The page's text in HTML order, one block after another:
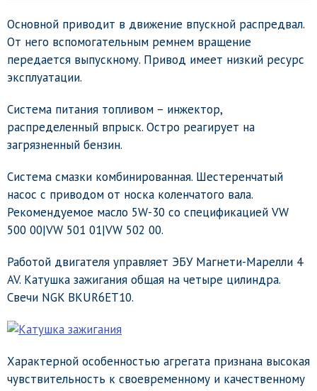
Основной приводит в движение впускной распредвал.
От него вспомогательным ремнем вращение
передается выпускному. Привод имеет низкий ресурс
эксплуатации.
Система питания топливом – инжектор,
распределенный впрыск. Остро реагирует на
загрязненный бензин.
Система смазки комбинированная. Шестеренчатый
насос с приводом от носка коленчатого вала.
Рекомендуемое масло 5W-30 со спецификацией VW
500 00|VW 501 01|VW 502 00.
Работой двигателя управляет ЭБУ Магнети-Марелли 4
AV. Катушка зажигания общая на четыре цилиндра.
Свечи NGK BKUR6ET10.
Характерной особенностью агрегата признана высокая
чувствительность к своевременному и качественному